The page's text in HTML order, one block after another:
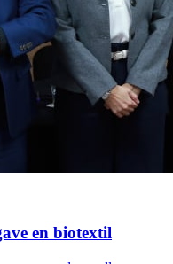
en biotextil